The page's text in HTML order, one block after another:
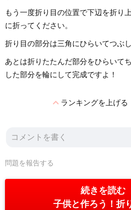
もう一度折り目の位置で下辺を折り
に折ってください。
折り目の部分は三角にひらいてつぶし
あとは折りたたんだ部分をひらいて
した部分を輪にして完成ですよ！
expand_lessランキングを上げる
問題を報告する
続きを読む
子供と作ろう！折